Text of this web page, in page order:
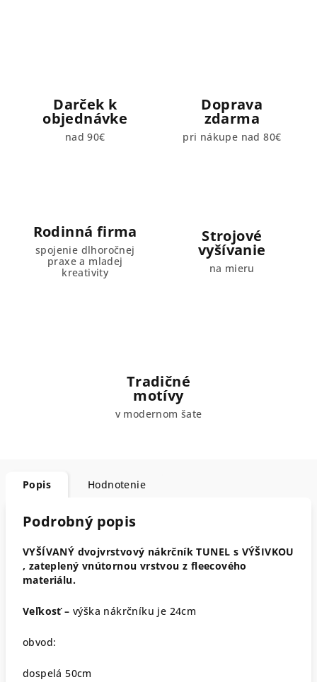
Darček k
objednávke
nad 90€
Doprava
zdarma
pri nákupe nad 80€
Rodinná firma
spojenie dlhoročnej
praxe a mladej
kreativity
Strojové
vyšívanie
na mieru
Tradičné
motívy
v modernom šate
Popis Hodnotenie
Podrobný popis
VYŠÍVANÝ dvojvrstvový nákrčník TUNEL s VÝŠIVKOU
, zateplený vnútornou vrstvou z fleecového
materiálu.
Veľkosť – výška nákrčníku je 24cm
obvod:
dospelá 50cm